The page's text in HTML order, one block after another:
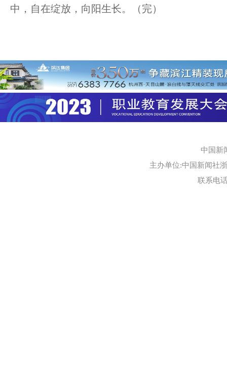
中，自在绽放，向阳生长。（完）
中国新
主办单位:中国新闻社
联系电